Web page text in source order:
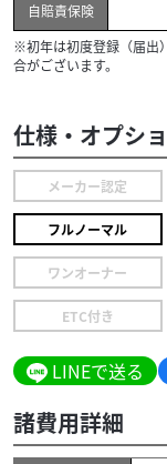
自賠責保険
※初年は初度登録（届出
合がございます。
仕様・オプシ
メーカー認定
フルノーマル
ワンオーナー
ETC付き
LINEで送る
諸費用詳細